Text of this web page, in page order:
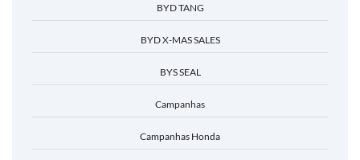
BYD TANG
BYD X-MAS SALES
BYS SEAL
Campanhas
Campanhas Honda